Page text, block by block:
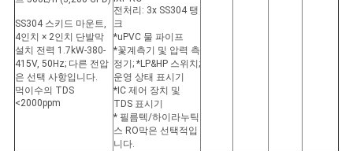
SS304 스키드 마운트,
4인치 × 2인치 단발막
설치 전력 1.7kW-380-
415V, 50Hz; 다른 전압
은 선택 사항입니다.
먹이수의 TDS
<2000ppm
전처리: 3x SS304 탱
크
*uPVC 물 파이프
*꽃계측기 및 압력 측
정기; *LP&HP 스위치;
운영 상태 표시기
*IC 제어 장치 및
TDS 표시기
* 필름텍/하이라누틱
스 RO막은 선택적입
니다.